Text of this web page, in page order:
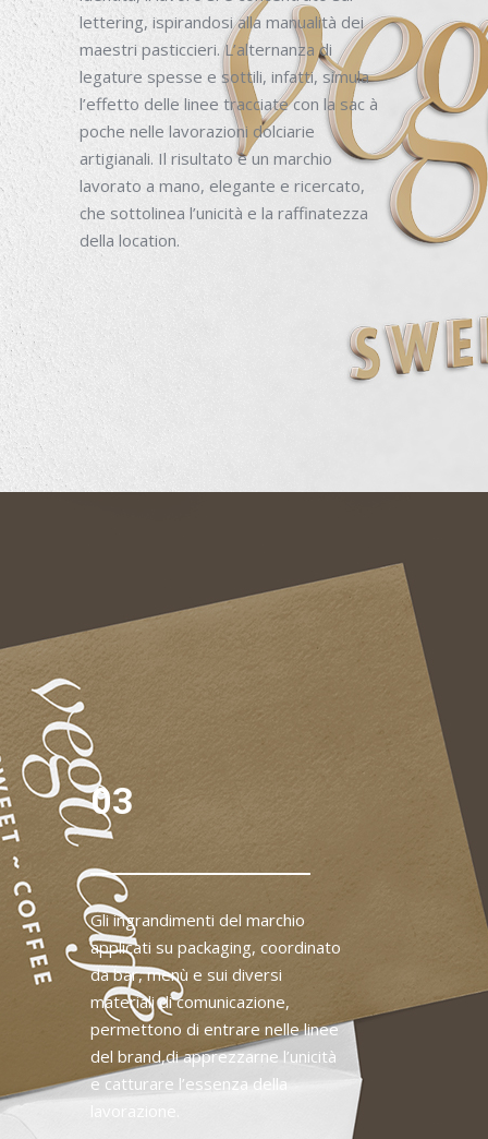
lettering, ispirandosi alla manualità dei
maestri pasticcieri. L’alternanza di
legature spesse e sottili, infatti, simula
l’effetto delle linee tracciate con la sac à
poche nelle lavorazioni dolciarie
artigianali. Il risultato è un marchio
lavorato a mano, elegante e ricercato,
che sottolinea l’unicità e la raffinatezza
della location.
03
Gli ingrandimenti del marchio
applicati su packaging, coordinato
da bar, menù e sui diversi
materiali di comunicazione,
permettono di entrare nelle linee
del brand,di apprezzarne l’unicità
e catturare l’essenza della
lavorazione.